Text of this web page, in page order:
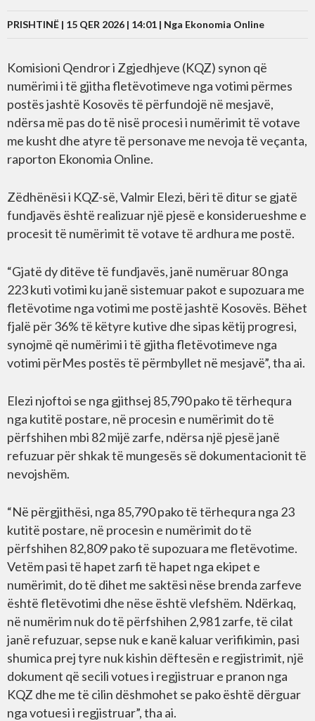
PRISHTINË | 15 QER 2026 | 14:01 | Nga Ekonomia Online
Komisioni Qendror i Zgjedhjeve (KQZ) synon që
numërimi i të gjitha fletëvotimeve nga votimi përmes
postës jashtë Kosovës të përfundojë në mesjavë,
ndërsa më pas do të nisë procesi i numërimit të votave
me kusht dhe atyre të personave me nevoja të veçanta,
raporton Ekonomia Online.
Zëdhënësi i KQZ-së, Valmir Elezi, bëri të ditur se gjatë
fundjavës është realizuar një pjesë e konsiderueshme e
procesit të numërimit të votave të ardhura me postë.
“Gjatë dy ditëve të fundjavës, janë numëruar 80 nga
223 kuti votimi ku janë sistemuar pakot e supozuara me
fletëvotime nga votimi me postë jashtë Kosovës. Bëhet
fjalë për 36% të këtyre kutive dhe sipas këtij progresi,
synojmë që numërimi i të gjitha fletëvotimeve nga
votimi përMes postës të përmbyllet në mesjavë”, tha ai.
Elezi njoftoi se nga gjithsej 85,790 pako të tërhequra
nga kutitë postare, në procesin e numërimit do të
përfshihen mbi 82 mijë zarfe, ndërsa një pjesë janë
refuzuar për shkak të mungesës së dokumentacionit të
nevojshëm.
“Në përgjithësi, nga 85,790 pako të tërhequra nga 23
kutitë postare, në procesin e numërimit do të
përfshihen 82,809 pako të supozuara me fletëvotime.
Vetëm pasi të hapet zarfi të hapet nga ekipet e
numërimit, do të dihet me saktësi nëse brenda zarfeve
është fletëvotimi dhe nëse është vlefshëm. Ndërkaq,
në numërim nuk do të përfshihen 2,981 zarfe, të cilat
janë refuzuar, sepse nuk e kanë kaluar verifikimin, pasi
shumica prej tyre nuk kishin dëftesën e regjistrimit, një
dokument që secili votues i regjistruar e pranon nga
KQZ dhe me të cilin dëshmohet se pako është dërguar
nga votuesi i regjistruar”, tha ai.